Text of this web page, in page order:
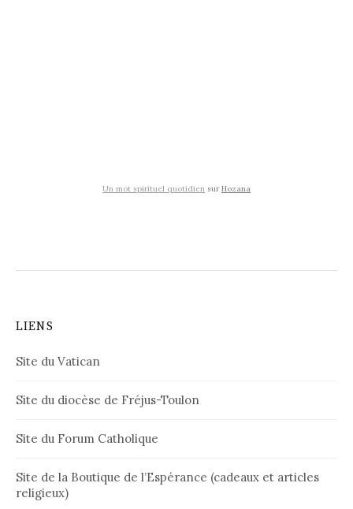
Un mot spirituel quotidien surHozana
LIENS
Site du Vatican
Site du diocèse de Fréjus-Toulon
Site du Forum Catholique
Site de la Boutique de l’Espérance (cadeaux et articles
religieux)